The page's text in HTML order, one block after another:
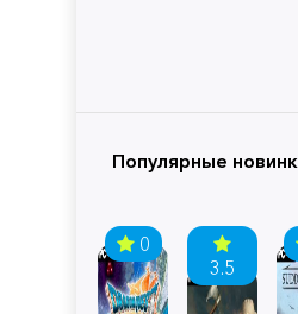
Популярные
0
3.5